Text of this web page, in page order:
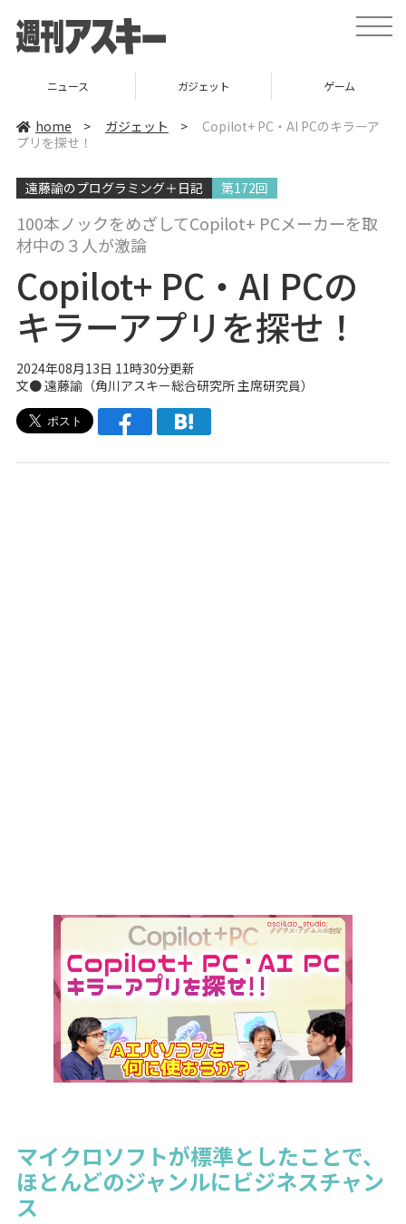
t
o
v
n
ニュース ガジェット ゲーム
home > ガジェット >
Copilot+ PC・AI PCのキラーア
プリを探せ！
遠藤諭のプログラミング＋日記 第172回
100本ノックをめざしてCopilot+ PCメーカーを取
材中の３人が激論
Copilot+ PC・AI PCの
キラーアプリを探せ！
2024年08月13日 11時30分更新
文● 遠藤諭（角川アスキー総合研究所 主席研究員）
マイクロソフトが標準としたことで、
ほとんどのジャンルにビジネスチャン
ス